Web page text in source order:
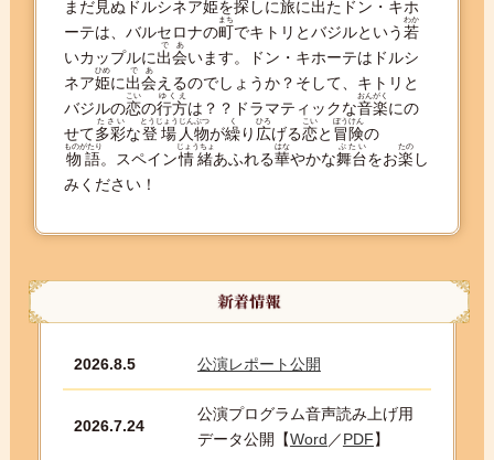
まだ見ぬドルシネア姫を探 しに旅に出たドン ・ キホ
ーテは、バルセロナの町
まち
でキトリとバジルという若
わか
いカップルに出会
であ
います。ドン ・ キホーテはドルシ
ネア姫
ひめ
に出会
であ
えるのでしょうか？そして、キトリと
バジルの恋
こい
の行方
ゆくえ
は？？ドラマティックな音楽
おんがく
にの
せて多彩
たさい
な登場
とうじょう
人物
じんぶつ
が繰
く
り 広
ひろ
げる恋
こい
と 冒険
ぼうけん
の
物語
ものがたり
。スペイン情緒
じょうちょ
あふれる華
はな
やかな舞台
ぶたい
をお楽
たの
し
みください！
2026.8.5 公演レポート公開
2026.7.24
公演プログラム音声読み上げ用
データ公開【Word ／PDF】